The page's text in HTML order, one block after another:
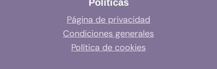
Políticas
Página de privacidad
Condiciones generales
Política de cookies